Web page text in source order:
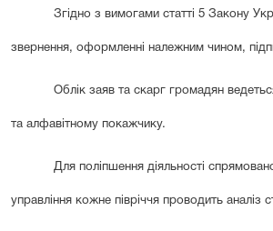
Згідно з вимогами статті 5 Закону
звернення, оформленні належним чином,
Облік заяв та скарг громадян
та алфавітному покажчику.
Для поліпшення діяльності
управління кожне півріччя проводить